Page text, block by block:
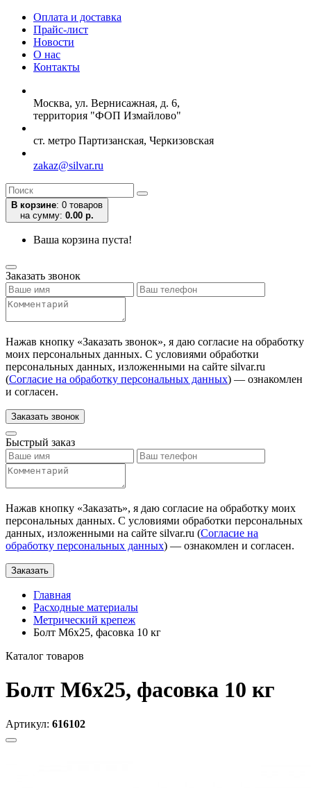
Оплата и доставка
Прайс-лист
Новости
О нас
Контакты
Москва, ул. Вернисажная, д. 6,
территория "ФОП Измайлово"
ст. метро Партизанская, Черкизовская
zakaz@silvar.ru
В корзине: 0 товаров
на сумму: 0.00 р.
Ваша корзина пуста!
Заказать звонок
Нажав кнопку «Заказать звонок», я даю согласие на обработку
моих персональных данных. С условиями обработки
персональных данных, изложенными на сайте silvar.ru
(Согласие на обработку персональных данных) — ознакомлен
и согласен.
Заказать звонок
Быстрый заказ
Нажав кнопку «Заказать», я даю согласие на обработку моих
персональных данных. С условиями обработки персональных
данных, изложенными на сайте silvar.ru (Согласие на
обработку персональных данных) — ознакомлен и согласен.
Заказать
Главная
Расходные материалы
Метрический крепеж
Болт М6х25, фасовка 10 кг
Каталог товаров
Болт М6х25, фасовка 10 кг
Артикул: 616102